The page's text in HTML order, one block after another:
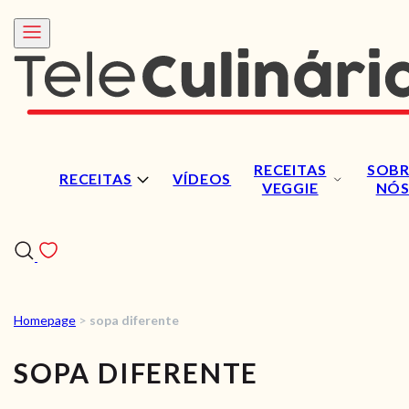
RECEITAS VÍDEOS
RECEITAS
VEGGIE
NÓS
VÍDEOS
Homepage > sopa diferente
SOPA DIFERENTE